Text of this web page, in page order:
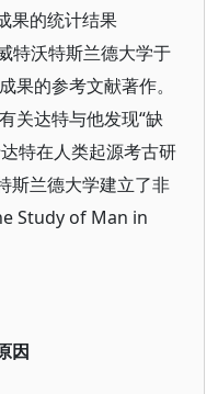
果的统计结果
特沃特斯兰德大学于
果的参考文献著作。
关达特与他发现“缺
特在人类起源考古研
斯兰德大学建立了非
Study of Man in
因